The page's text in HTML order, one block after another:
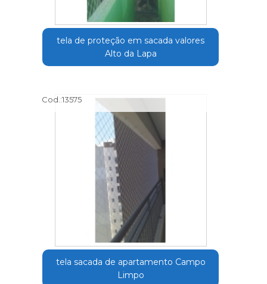
tela de proteção em sacada valores
Alto da Lapa
Cod.:13575
tela sacada de apartamento Campo
Limpo